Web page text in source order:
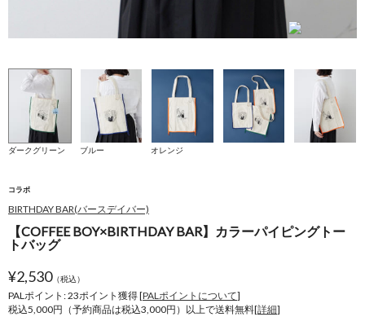
ダークグリーン ブルー オレンジ
コラボ
BIRTHDAY BAR(バースデイバー)
【COFFEE BOY×BIRTHDAY BAR】カラーパイピングトー
トバッグ
¥2,530（税込）
PALポイント: 23ポイント獲得 [PALポイントについて]
税込5,000円（予約商品は税込3,000円）以上で送料無料[詳細]